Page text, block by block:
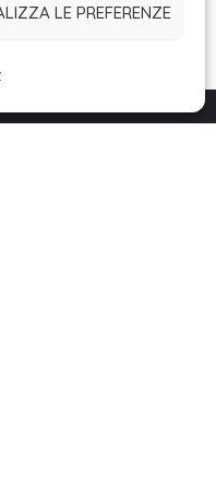
LE PREFERENZE